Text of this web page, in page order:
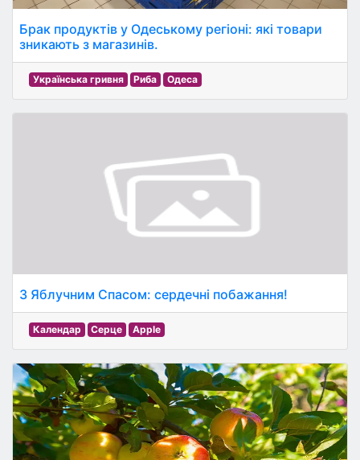
Брак продуктів у Одеському регіоні: які товари
зникають з магазинів.
Українська гривня Риба Одеса
З Яблучним Спасом: сердечні побажання!
Календар Серце Apple